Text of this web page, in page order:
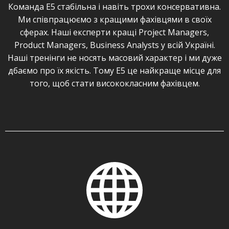
Команда Е5 стабільна і навіть трохи консервативна.
Ми співпрацюємо з кращими фахівцями в своїх
сферах. Наші експерти кращі Project Managers,
Product Managers, Business Analysts у всій Україні.
Наші тренінги не носять масовий характер і ми дуже
дбаємо про їх якість. Тому Е5 це найкраще місце для
того, щоб стати висококласним фахівцем.
бізнес-аналітиків.
Залучений до створення багатомільйонних enterprise
продуктів в ролі БА, продуктового та проектного
менеджера. Як один із керівників разом з
волонтерською командою EPAM створив мобільний
додаток Дія.
Активний учасник Української спільноти бізнес-
Переможець Української IT Awards 2014 в номінації
Leading SAFe®, Certified SAFe Product Owner / Product
Manager, Certified ISPMA Product Manager, Agile Team
Facilitation, Certified Scrum Master